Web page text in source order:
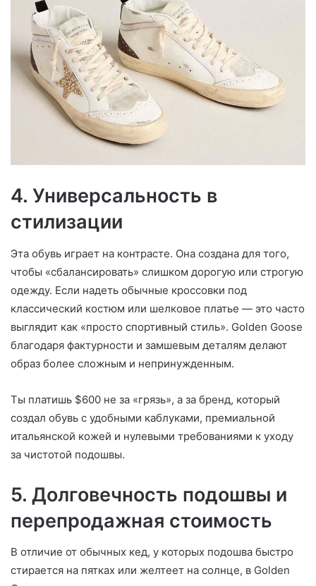
4. Универсальность в
стилизации
Эта обувь играет на контрасте. Она создана для того,
чтобы «сбалансировать» слишком дорогую или строгую
одежду. Если надеть обычные кроссовки под
классический костюм или шелковое платье — это часто
выглядит как «просто спортивный стиль». Golden Goose
благодаря фактурности и замшевым деталям делают
образ более сложным и непринужденным.
Ты платишь $600 не за «грязь», а за бренд, который
создал обувь с удобными каблуками, премиальной
итальянской кожей и нулевыми требованиями к уходу
за чистотой подошвы.
5. Долговечность подошвы и
перепродажная стоимость
В отличие от обычных кед, у которых подошва быстро
стирается на пятках или желтеет на солнце, в Golden